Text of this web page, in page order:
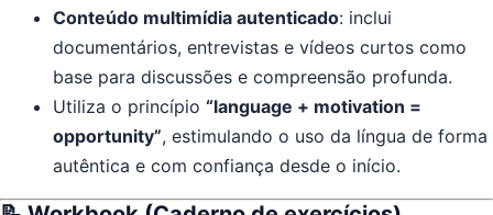
Conteúdo multimídia autenticado: inclui
documentários, entrevistas e vídeos curtos como
base para discussões e compreensão profunda.
Utiliza o princípio “language + motivation =
opportunity”, estimulando o uso da língua de forma
autêntica e com confiança desde o início.